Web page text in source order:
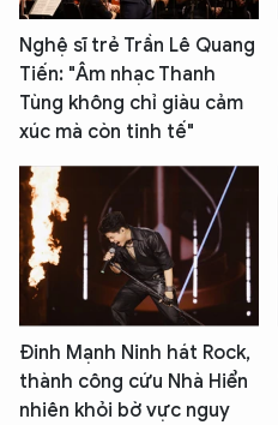
Nghệ sĩ trẻ Trần Lê Quang
Tiến: "Âm nhạc Thanh
Tùng không chỉ giàu cảm
xúc mà còn tinh tế"
Đinh Mạnh Ninh hát Rock,
thành công cứu Nhà Hiển
nhiên khỏi bờ vực nguy